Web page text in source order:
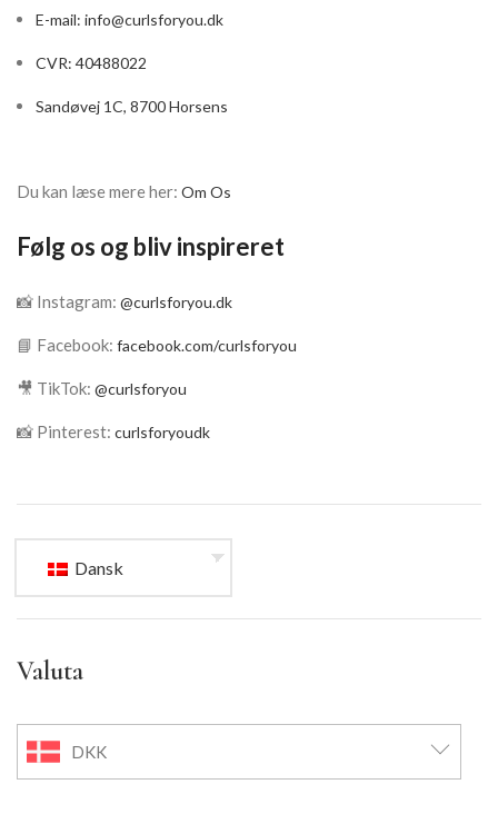
E-mail: info@curlsforyou.dk
CVR: 40488022
Sandøvej 1C, 8700 Horsens
Du kan læse mere her: Om Os
Følg os og bliv inspireret
📸 Instagram: @curlsforyou.dk
📘 Facebook: facebook.com/curlsforyou
🎥 TikTok: @curlsforyou
📸 Pinterest: curlsforyoudk
Dansk
Valuta
DKK